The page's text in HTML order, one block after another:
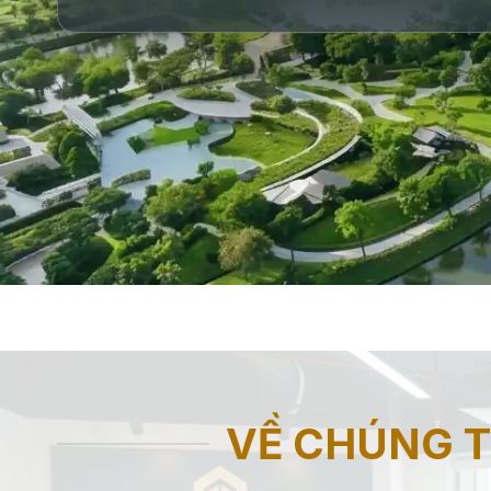
VỀ CHÚNG